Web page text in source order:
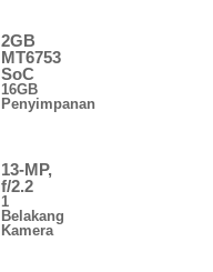
2GB
MT6753
SoC
16GB
Penyimpanan
13-MP,
f/2.2
1
Belakang
Kamera